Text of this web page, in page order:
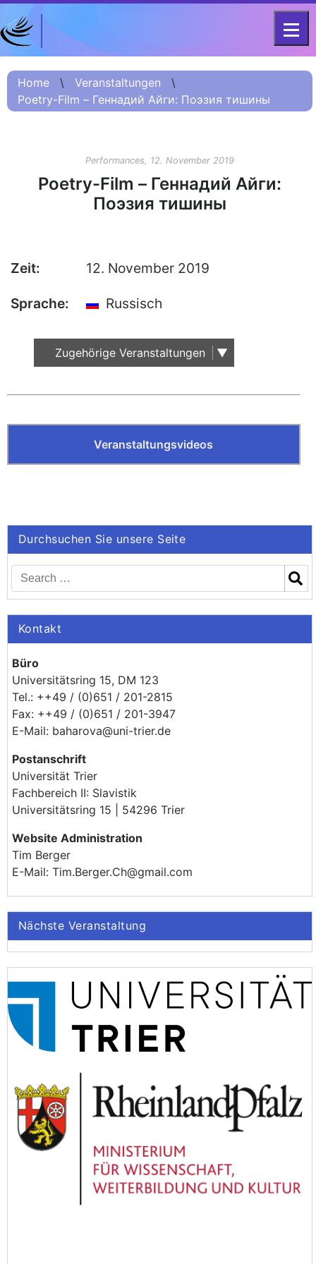
Home
Projekt
Projektvorstellung
О проекте (Beschreibung
Russisch)
项目简介 (Beschreibung
Veranstaltungsarchiv
Publikationen
Buch-Publikationen
Reihe „Neuere Lyrik“
Internationale Zeitschrift für
Kulturkomparatistik
DFG-KOLLEG-FORSCHUNGSGRUPPE
FOR 2603 2017 – 2023
Home \ Veranstaltungen
\
Poetry-Film – Геннадий Айги: Поэзия тишины
Performances, 12. November 2019
Poetry-Film – Геннадий Айги:
Поэзия тишины
Zeit: 12. November 2019
Sprache: Russisch
Zugehörige Veranstaltungen
Veranstaltungsvideos
Durchsuchen Sie unsere Seite
Kontakt
Büro
Universitätsring 15, DM 123
Tel.: ++49 / (0)651 / 201-2815
Fax: ++49 / (0)651 / 201-3947
E-Mail: baharova@uni-trier.de
Postanschrift
Universität Trier
Fachbereich II: Slavistik
Universitätsring 15 | 54296 Trier
Website Administration
Tim Berger
E-Mail: Tim.Berger.Ch@gmail.com
Nächste Veranstaltung